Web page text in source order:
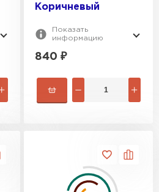
Коричневый
Показать
информацию
840 ₽